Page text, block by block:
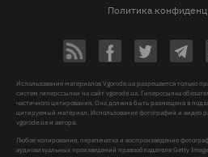
Политика
Использование материалов Vgorode.ua разрешается только
систем гиперссылки на сайт vgorode.ua. Гиперссылка
частичного цитирования. Она должна быть размещена в
цитируемый материал. Использование фотографий и видео
vgorode.ua и автора.
Любое копирование, перепечатка и воспроизведение
аудиовизуальных произведений правообладателя Getty